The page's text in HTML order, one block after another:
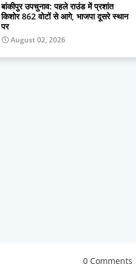
बांकीपुर उपचुनाव: पहले राउंड में प्रशांत
किशोर 862 वोटों से आगे, भाजपा दूसरे स्थान
पर
August 02, 2026
0 Comments